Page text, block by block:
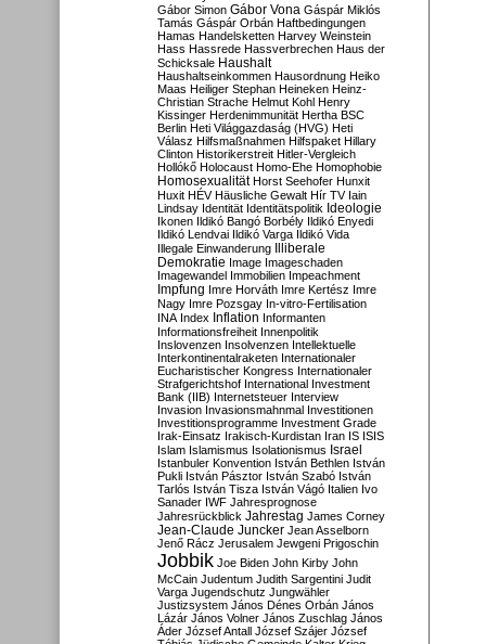
Gábor Simon Gábor Vona Gáspár Miklós
Tamás Gáspár Orbán Haftbedingungen
Hamas Handelsketten Harvey Weinstein
Hass Hassrede Hassverbrechen Haus der
Schicksale Haushalt
Haushaltseinkommen Hausordnung Heiko
Maas Heiliger Stephan Heineken Heinz-
Christian Strache Helmut Kohl Henry
Kissinger Herdenimmunität Hertha BSC
Berlin Heti Világgazdaság (HVG) Heti
Válasz Hilfsmaßnahmen Hilfspaket Hillary
Clinton Historikerstreit Hitler-Vergleich
Hollókő Holocaust Homo-Ehe Homophobie
Homosexualität Horst Seehofer Hunxit
Huxit HÉV Häusliche Gewalt Hír TV Iain
Lindsay Identität Identitätspolitik Ideologie
Ikonen Ildikó Bangó Borbély Ildikó Enyedi
Ildikó Lendvai Ildikó Varga Ildikó Vida
Illegale Einwanderung Illiberale
Demokratie Image Imageschaden
Imagewandel Immobilien Impeachment
Impfung Imre Horváth Imre Kertész Imre
Nagy Imre Pozsgay In-vitro-Fertilisation
INA Index Inflation Informanten
Informationsfreiheit Innenpolitik
Inslovenzen Insolvenzen Intellektuelle
Interkontinentalraketen Internationaler
Eucharistischer Kongress Internationaler
Strafgerichtshof International Investment
Bank (IIB) Internetsteuer Interview
Invasion Invasionsmahnmal Investitionen
Investitionsprogramme Investment Grade
Irak-Einsatz Irakisch-Kurdistan Iran IS ISIS
Islam Islamismus Isolationismus Israel
Istanbuler Konvention István Bethlen István
Pukli István Pásztor István Szabó István
Tarlós István Tisza István Vágó Italien Ivo
Sanader IWF Jahresprognose
Jahresrückblick Jahrestag James Corney
Jean-Claude Juncker Jean Asselborn
Jenő Rácz Jerusalem Jewgeni Prigoschin
Jobbik Joe Biden John Kirby John
McCain Judentum Judith Sargentini Judit
Varga Jugendschutz Jungwähler
Justizsystem János Dénes Orbán János
Lázár János Volner János Zuschlag János
Áder József Antall József Szájer József